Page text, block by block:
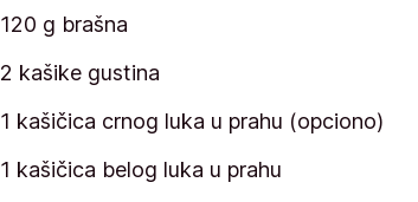
120 g brašna
2 kašike gustina
1 kašičica crnog luka u prahu (opciono)
1 kašičica belog luka u prahu